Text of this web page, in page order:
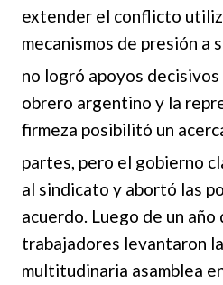
extender el conflicto
mecanismos de presión a
no logró apoyos
obrero argentino y la
firmeza posibilitó un
partes, pero el gobierno
al sindicato y abortó las
acuerdo. Luego de un año
trabajadores levantaron
multitudinaria asamblea